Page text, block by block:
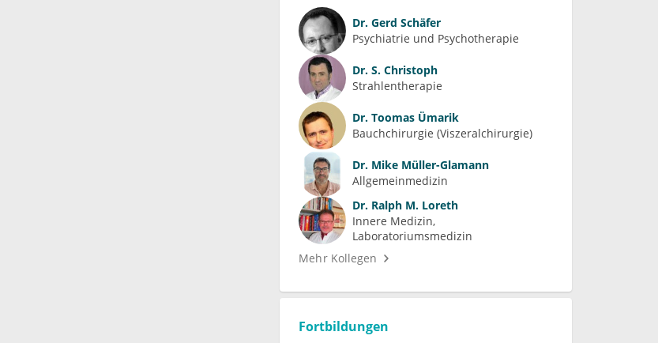
Dr. Gerd Schäfer
Psychiatrie und Psychotherapie
Dr. S. Christoph
Strahlentherapie
Dr. Toomas Ümarik
Bauchchirurgie (Viszeralchirurgie)
Dr. Mike Müller-Glamann
Allgemeinmedizin
Dr. Ralph M. Loreth
Innere Medizin
Laboratoriumsmedizin
Mehr Kollegen
Fortbildungen